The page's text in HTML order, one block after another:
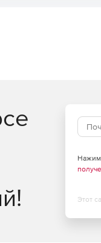
– контроль,
на базе данных
Генерация
Этот